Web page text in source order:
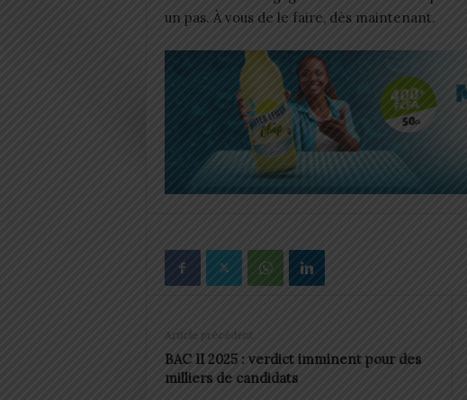
un pas. À vous de le faire, dès maintenant.
Article précédent
BAC II 2025 : verdict imminent pour des
milliers de candidats